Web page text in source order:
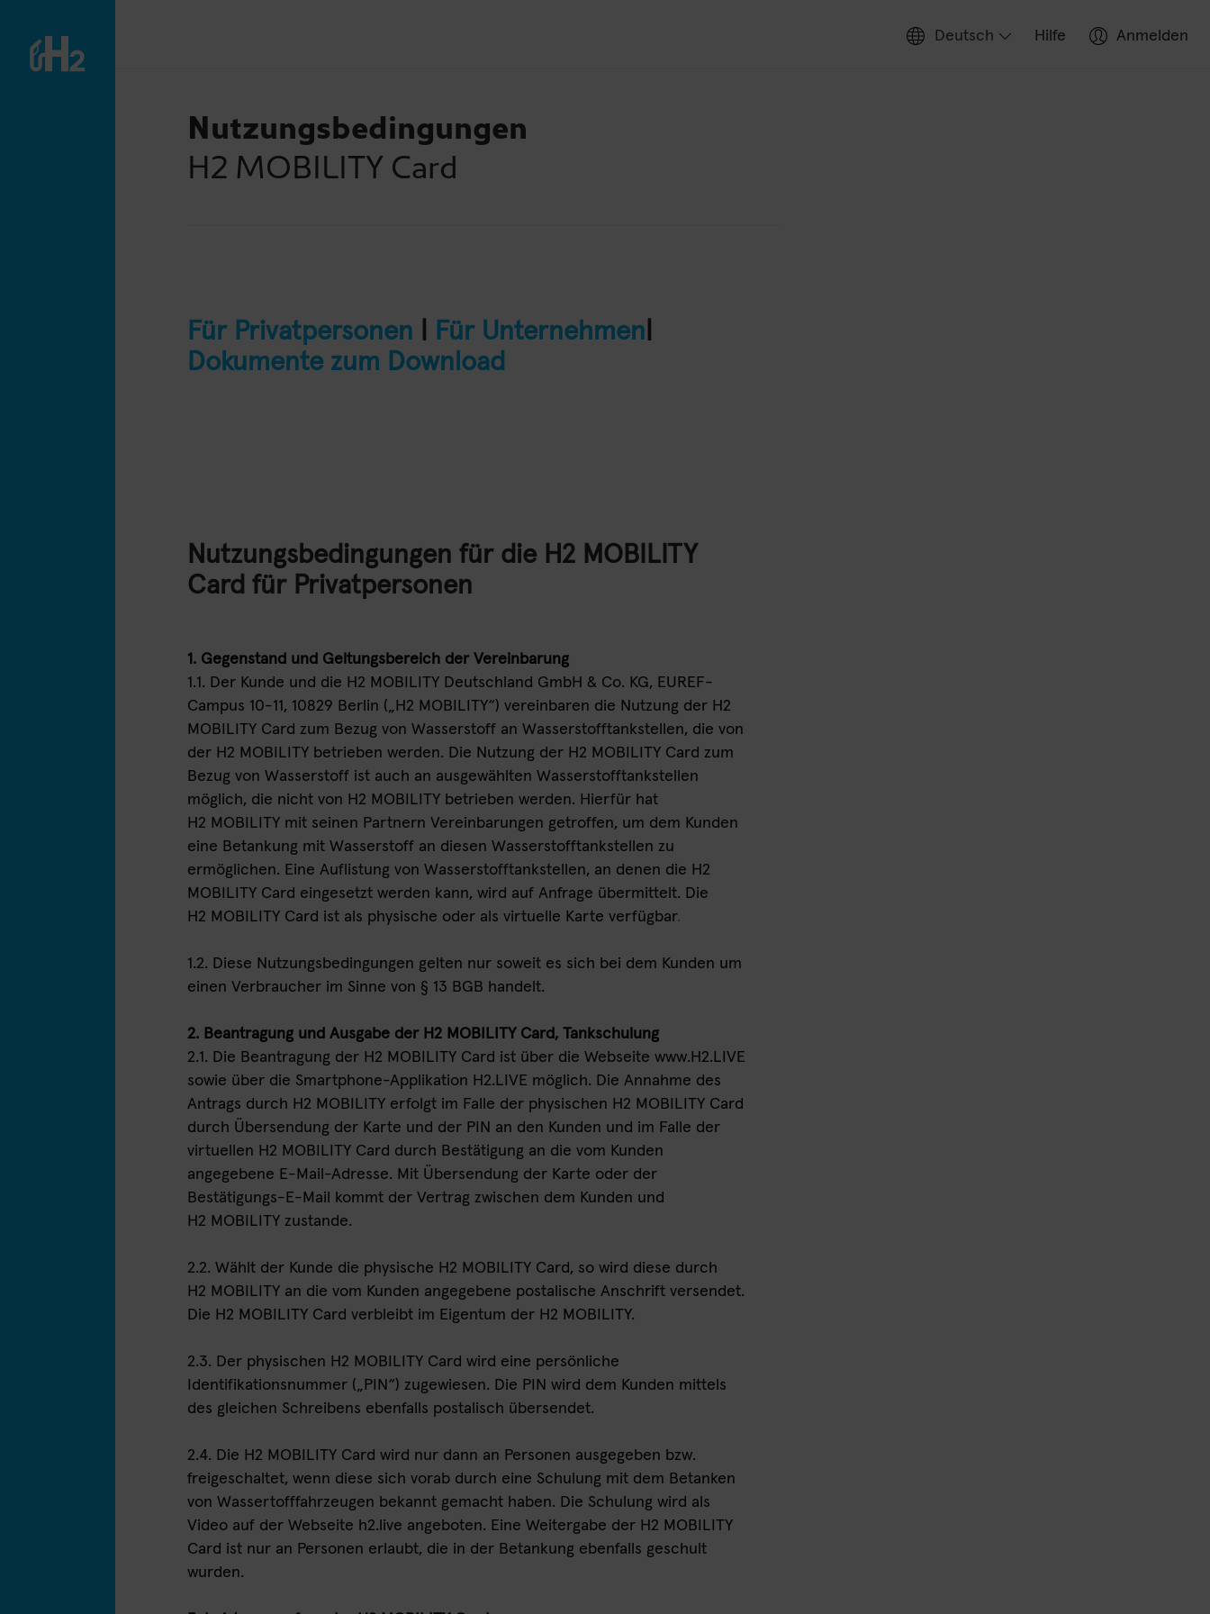
Deutsch Hilfe Anmelden
Nutzungsbedingungen
H2 MOBILITY Card
Für Privatpersonen Für Unternehmen
Dokumente zum Download
Nutzungsbedingungen für die H2 MOBILITY
Card für Privatpersonen
1. Gegenstand und Geltungsbereich der Vereinbarung
1.1. Der Kunde und die H2 MOBILITY Deutschland GmbH & Co. KG, EUREF-
Campus 10-11, 10829 Berlin („H2 MOBILITY“) vereinbaren die Nutzung der H2
MOBILITY Card zum Bezug von Wasserstoff an Wasserstofftankstellen, die von
der H2 MOBILITY betrieben werden. Die Nutzung der H2 MOBILITY Card zum
Bezug von Wasserstoff ist auch an ausgewählten Wasserstofftankstellen
möglich, die nicht von H2 MOBILITY betrieben werden. Hierfür hat
H2 MOBILITY mit seinen Partnern Vereinbarungen getroffen, um dem Kunden
eine Betankung mit Wasserstoff an diesen Wasserstofftankstellen zu
ermöglichen. Eine Auflistung von Wasserstofftankstellen, an denen die H2
MOBILITY Card eingesetzt werden kann, wird auf Anfrage übermittelt. Die
H2 MOBILITY Card ist als physische oder als virtuelle Karte verfügbar.
1.2. Diese Nutzungsbedingungen gelten nur soweit es sich bei dem Kunden um
einen Verbraucher im Sinne von § 13 BGB handelt.
2. Beantragung und Ausgabe der H2 MOBILITY Card, Tankschulung
2.1. Die Beantragung der H2 MOBILITY Card ist über die Webseite www.H2.LIVE
sowie über die Smartphone-Applikation H2.LIVE möglich. Die Annahme des
Antrags durch H2 MOBILITY erfolgt im Falle der physischen H2 MOBILITY Card
durch Übersendung der Karte und der PIN an den Kunden und im Falle der
virtuellen H2 MOBILITY Card durch Bestätigung an die vom Kunden
angegebene E-Mail-Adresse. Mit Übersendung der Karte oder der
Bestätigungs-E-Mail kommt der Vertrag zwischen dem Kunden und
H2 MOBILITY zustande.
2.2. Wählt der Kunde die physische H2 MOBILITY Card, so wird diese durch
H2 MOBILITY an die vom Kunden angegebene postalische Anschrift versendet.
Die H2 MOBILITY Card verbleibt im Eigentum der H2 MOBILITY.
2.3. Der physischen H2 MOBILITY Card wird eine persönliche
Identifikationsnummer („PIN“) zugewiesen. Die PIN wird dem Kunden mittels
des gleichen Schreibens ebenfalls postalisch übersendet.
2.4. Die H2 MOBILITY Card wird nur dann an Personen ausgegeben bzw.
freigeschaltet, wenn diese sich vorab durch eine Schulung mit dem Betanken
von Wassertofffahrzeugen bekannt gemacht haben. Die Schulung wird als
Video auf der Webseite h2.live angeboten. Eine Weitergabe der H2 MOBILITY
Card ist nur an Personen erlaubt, die in der Betankung ebenfalls geschult
wurden.